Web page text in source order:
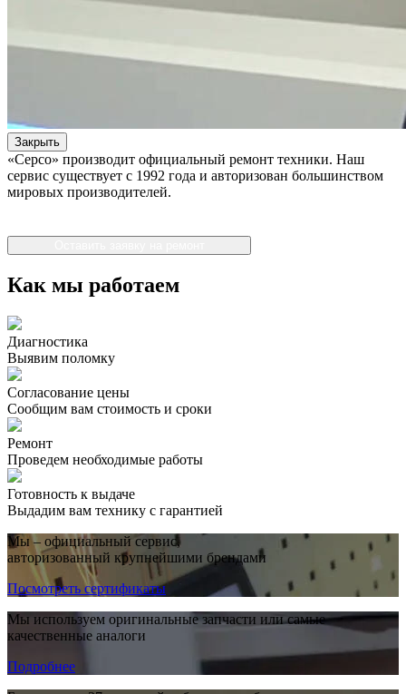
Закрыть
«Серсо» производит официальный ремонт техники. Наш
сервис существует с 1992 года и авторизован большинством
мировых производителей.
Как мы работаем
Диагностика
Выявим поломку
Согласование цены
Сообщим вам стоимость и сроки
Ремонт
Проведем необходимые работы
Готовность к выдаче
Выдадим вам технику с гарантией
Мы – официальный сервис,
авторизованный крупнейшими брендами
Посмотреть сертификаты
Мы используем оригинальные запчасти или самые
качественные аналоги
Подробнее